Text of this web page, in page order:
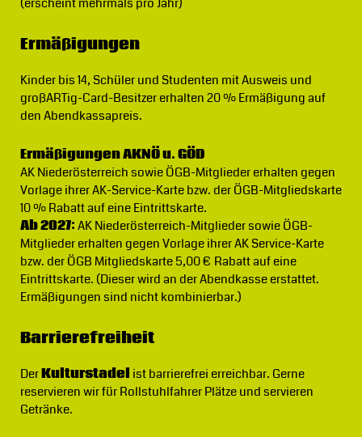
Ermäßigungen
Kinder bis 14, Schüler und Studenten mit Ausweis und
großARTig-Card-Besitzer erhalten 20 % Ermäßigung auf
den Abendkassapreis.
Ermäßigungen AKNÖ u. GÖD
AK Niederösterreich sowie ÖGB-Mitglieder erhalten gegen
Vorlage ihrer AK-Service-Karte bzw. der ÖGB-Mitgliedskarte
10 % Rabatt auf eine Eintrittskarte.
Ab 2027:AK Niederösterreich-Mitglieder sowie ÖGB-
Mitglieder erhalten gegen Vorlage ihrer AK Service-Karte
bzw. der ÖGB Mitgliedskarte 5,00 € Rabatt auf eine
Eintrittskarte. (Dieser wird an der Abendkasse erstattet.
Ermäßigungen sind nicht kombinierbar.)
Barrierefreiheit
DerKulturstadel ist barrierefrei erreichbar. Gerne
reservieren wir für Rollstuhlfahrer Plätze und servieren
Getränke.